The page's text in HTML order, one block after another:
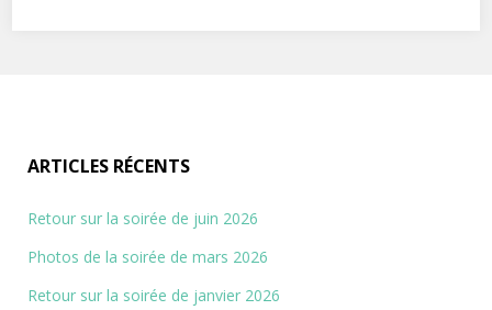
ARTICLES RÉCENTS
Retour sur la soirée de juin 2026
Photos de la soirée de mars 2026
Retour sur la soirée de janvier 2026